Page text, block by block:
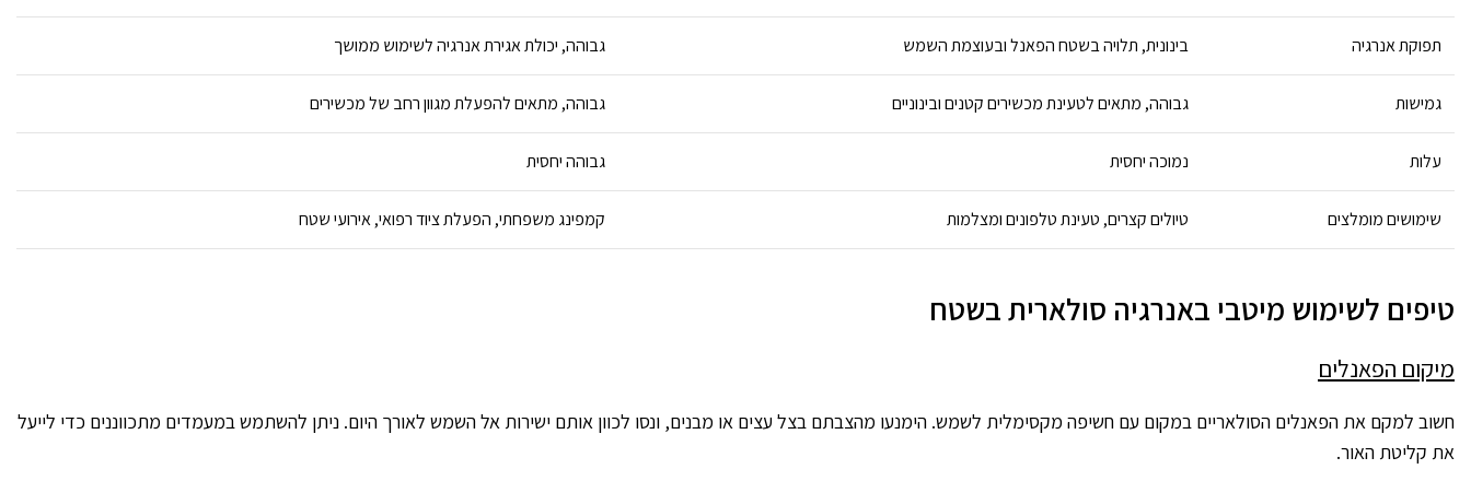
תפוקת אנרגיה בינונית, תלויה בשטח הפאנל ובעוצמת השמש גבוהה, יכולת אגירת אנרגיה לשימוש ממושך
גמישות גבוהה, מתאים לטעינת מכשירים קטנים ובינוניים גבוהה, מתאים להפעלת מגוון רחב של מכשירים
עלות נמוכה יחסית גבוהה יחסית
שימושים מומלצים טיולים קצרים, טעינת טלפונים ומצלמות קמפינג משפחתי, הפעלת ציוד רפואי, אירועי שטח
טיפים לשימוש מיטבי באנרגיה סולארית בשטח
מיקום הפאנלים
חשוב למקם את הפאנלים הסולאריים במקום עם חשיפה מקסימלית לשמש. הימנעו מהצבתם בצל עצים או מבנים, ונסו לכוון אותם ישירות אל השמש לאורך היום. ניתן להשתמש במעמדים מתכווננים כדי לייעל
את קליטת האור.